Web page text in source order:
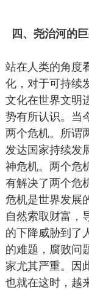
四、尧治河的
站在人类的角度
化，对于可持续
文化在世界文明
势有所认识。当
两个危机。所谓
发达国家持续发
神危机。两个危
有解决了两个危
危机是世界发展
自然索取财富，
的下降威胁到了
的难题，腐败问
家尤其严重。因
也就在这时，越